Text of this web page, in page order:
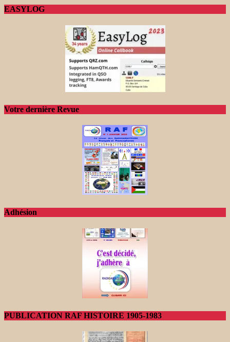
EASYLOG
Votre dernière Revue
Adhésion
PUBLICATION RAF HISTOIRE 1905-1983